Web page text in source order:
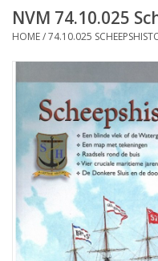
Houtbouw
Machines
Documentatie
Tijdschriften
Nieuwe tekeningen
NVM 74.10.025
HOME/74.10.025